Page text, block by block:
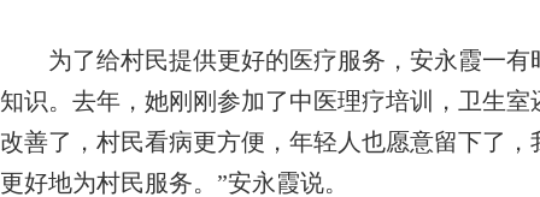
为了给村民提供更好的医疗服务，安永霞一有
知识。去年，她刚刚参加了中医理疗培训，卫生
改善了，村民看病更方便，年轻人也愿意留下了
更好地为村民服务。”安永霞说。